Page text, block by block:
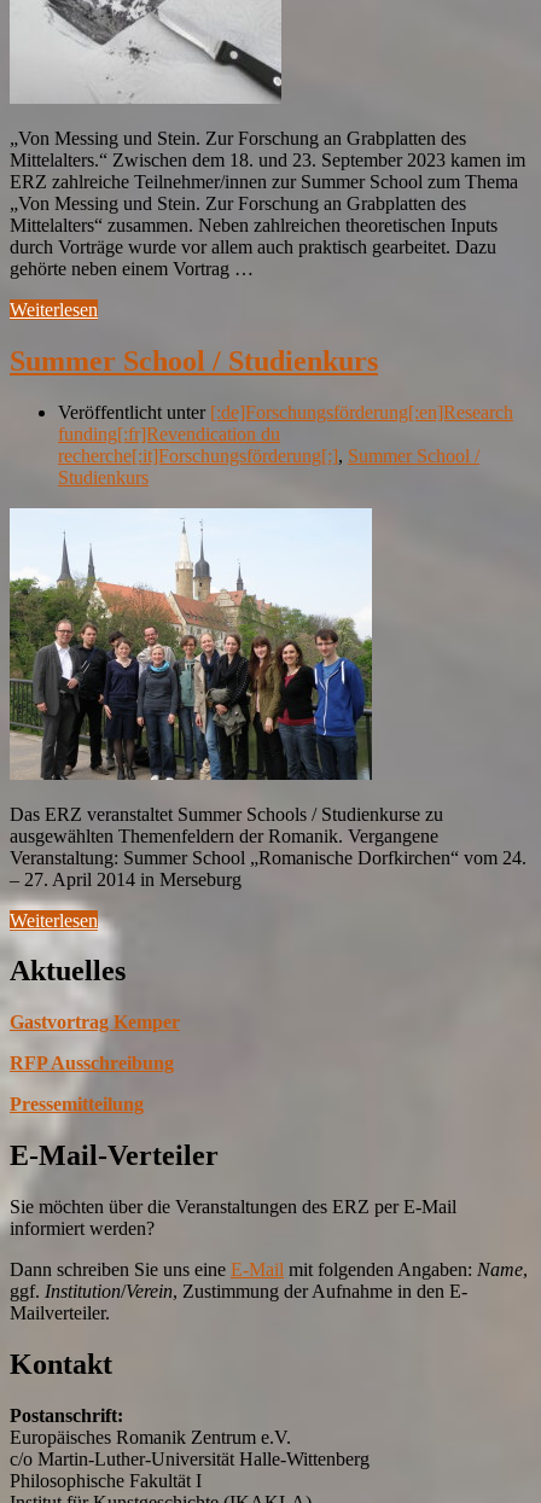
„Von Messing und Stein. Zur Forschung an Grabplatten des
Mittelalters.“ Zwischen dem 18. und 23. September 2023 kamen im
ERZ zahlreiche Teilnehmer/innen zur Summer School zum Thema
„Von Messing und Stein. Zur Forschung an Grabplatten des
Mittelalters“ zusammen. Neben zahlreichen theoretischen Inputs
durch Vorträge wurde vor allem auch praktisch gearbeitet. Dazu
gehörte neben einem Vortrag …
Weiterlesen
Summer School / Studienkurs
Veröffentlicht unter [:de]Forschungsförderung[:en]Research
funding[:fr]Revendication du
recherche[:it]Forschungsförderung[:], Summer School /
Studienkurs
Das ERZ veranstaltet Summer Schools / Studienkurse zu
ausgewählten Themenfeldern der Romanik. Vergangene
Veranstaltung: Summer School „Romanische Dorfkirchen“ vom 24.
– 27. April 2014 in Merseburg
Weiterlesen
Aktuelles
Gastvortrag Kemper
RFP Ausschreibung
Pressemitteilung
E-Mail-Verteiler
Sie möchten über die Veranstaltungen des ERZ per E-Mail
informiert werden?
Dann schreiben Sie uns eine E-Mail mit folgenden Angaben: Name,
ggf. Institution/Verein, Zustimmung der Aufnahme in den E-
Mailverteiler.
Kontakt
Postanschrift:
Europäisches Romanik Zentrum e.V.
c/o Martin-Luther-Universität Halle-Wittenberg
Philosophische Fakultät I